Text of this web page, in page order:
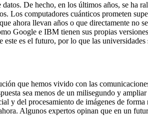
De hecho, en los últimos años, se ha
Los computadores cuánticos prometen
ahora llevan años o que directamente no
Google e IBM tienen sus propias
es el futuro, por lo que las universidades
que hemos vivido con las
sea menos de un milisegundo y
y del procesamiento de imágenes de forma
Algunos expertos opinan que en un